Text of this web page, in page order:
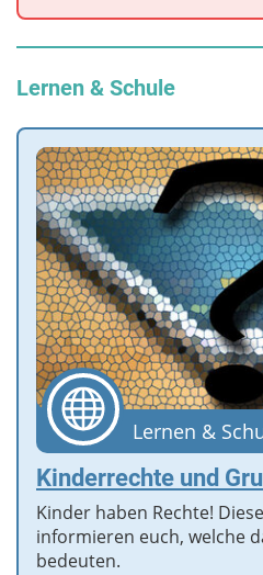
Lernen & Schule
Lernen &
Kinderrechte und
Kinder haben Rechte!
informieren euch, welche
bedeuten.